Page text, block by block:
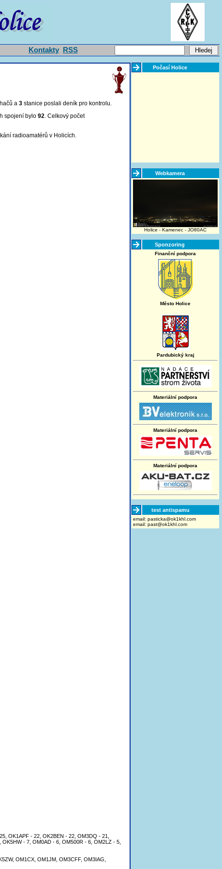
Kontakty RSS
a 3 stanice poslali deník pro kontrolu.
spojení bylo 92. Celkový počet
radioamatérů v Holicích.
OK1APF - 22, OK2BEN - 22, OM3DQ - 21,
- 7, OM0AD - 6, OM500R - 6, OM2LZ - 5,
OM1CX, OM1JM, OM3CFF, OM3IAG,
Počasí Holice
Webkamera
Holice - Kamenec - JO80AC
Sponzoring
Finanční podpora
Město Holice
Pardubický kraj
Materiální podpora
Materiální podpora
Materiální podpora
test antispamu
email: moc.lhk1ko@akcitsap
email: past@ok1khl.com